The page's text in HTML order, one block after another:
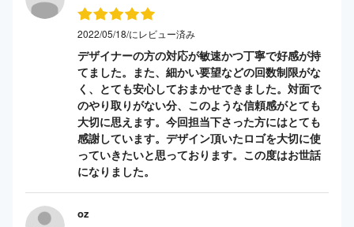
2022/05/18/にレビュー済み
デザイナーの方の対応が敏速かつ丁寧で好感が持
てました。また、細かい要望などの回数制限がな
く、とても安心しておまかせできました。対面で
のやり取りがない分、このような信頼感がとても
大切に思えます。今回担当下さった方にはとても
感謝しています。デザイン頂いたロゴを大切に使
っていきたいと思っております。この度はお世話
になりました。
oz